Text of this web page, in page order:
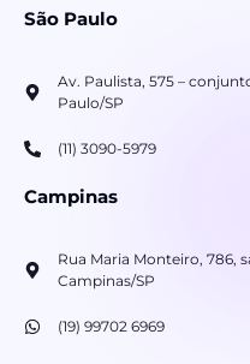
São Paulo
Av. Paulista, 575 – conjunto
Paulo/SP
(11) 3090-5979
Campinas
Rua Maria Monteiro, 786,
Campinas/SP
(19) 99702 6969